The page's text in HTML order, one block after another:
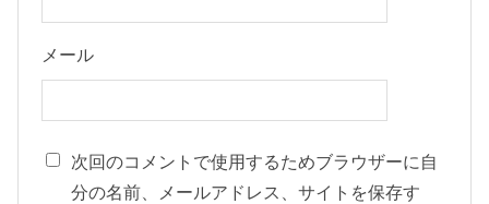
メール
次回のコメントで使用するためブラウザーに自
分の名前、メールアドレス、サイトを保存す